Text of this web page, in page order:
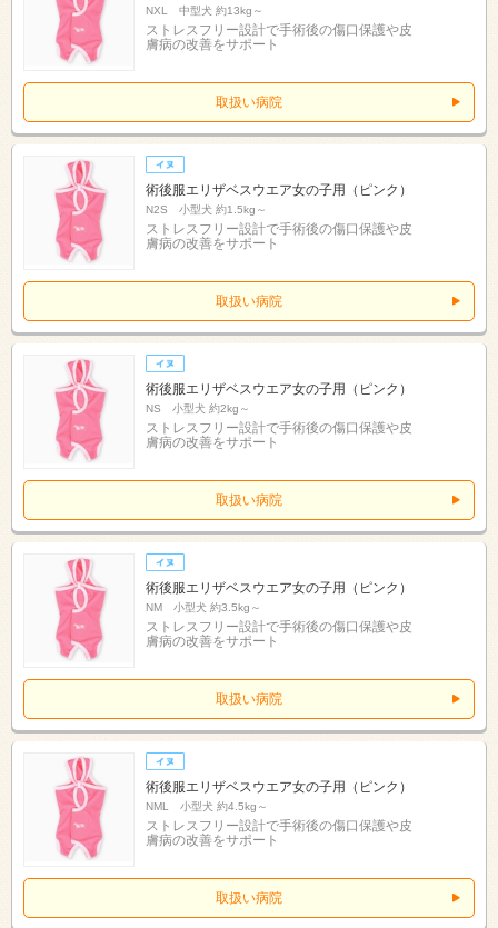
NXL 中型犬 約13kg～
ストレスフリー設計で手術後の傷口保護や皮
膚病の改善をサポート
取扱い病院
術後服エリザベスウエア女の子用（ピンク）
N2S 小型犬 約1.5kg～
ストレスフリー設計で手術後の傷口保護や皮
膚病の改善をサポート
取扱い病院
術後服エリザベスウエア女の子用（ピンク）
NS 小型犬 約2kg～
ストレスフリー設計で手術後の傷口保護や皮
膚病の改善をサポート
取扱い病院
術後服エリザベスウエア女の子用（ピンク）
NM 小型犬 約3.5kg～
ストレスフリー設計で手術後の傷口保護や皮
膚病の改善をサポート
取扱い病院
術後服エリザベスウエア女の子用（ピンク）
NML 小型犬 約4.5kg～
ストレスフリー設計で手術後の傷口保護や皮
膚病の改善をサポート
取扱い病院